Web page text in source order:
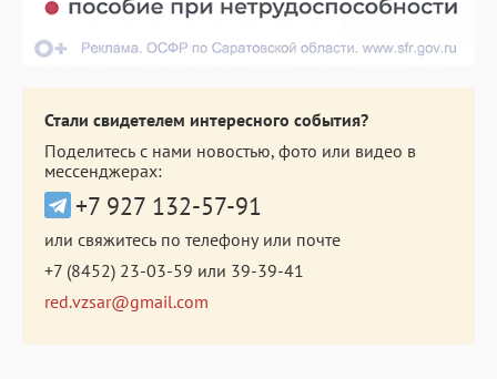
Стали свидетелем интересного события?
Поделитесь с нами новостью, фото или видео в
мессенджерах:
+7 927 132-57-91
или свяжитесь по телефону или почте
+7 (8452) 23-03-59 или 39-39-41
red.vzsar@gmail.com